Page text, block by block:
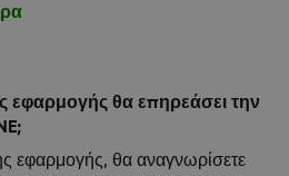
θα επηρεάσει την
εφαρμογής, θα αναγνωρίσετε